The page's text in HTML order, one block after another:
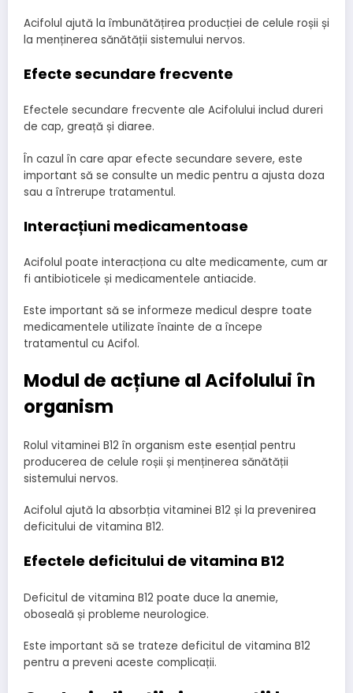
Acifolul ajută la îmbunătățirea producției de celule roșii și
la menținerea sănătății sistemului nervos.
Efecte secundare frecvente
Efectele secundare frecvente ale Acifolului includ dureri
de cap, greață și diaree.
În cazul în care apar efecte secundare severe, este
important să se consulte un medic pentru a ajusta doza
sau a întrerupe tratamentul.
Interacțiuni medicamentoase
Acifolul poate interacționa cu alte medicamente, cum ar
fi antibioticele și medicamentele antiacide.
Este important să se informeze medicul despre toate
medicamentele utilizate înainte de a începe
tratamentul cu Acifol.
Modul de acțiune al Acifolului în
organism
Rolul vitaminei B12 în organism este esențial pentru
producerea de celule roșii și menținerea sănătății
sistemului nervos.
Acifolul ajută la absorbția vitaminei B12 și la prevenirea
deficitului de vitamina B12.
Efectele deficitului de vitamina B12
Deficitul de vitamina B12 poate duce la anemie,
oboseală și probleme neurologice.
Este important să se trateze deficitul de vitamina B12
pentru a preveni aceste complicații.